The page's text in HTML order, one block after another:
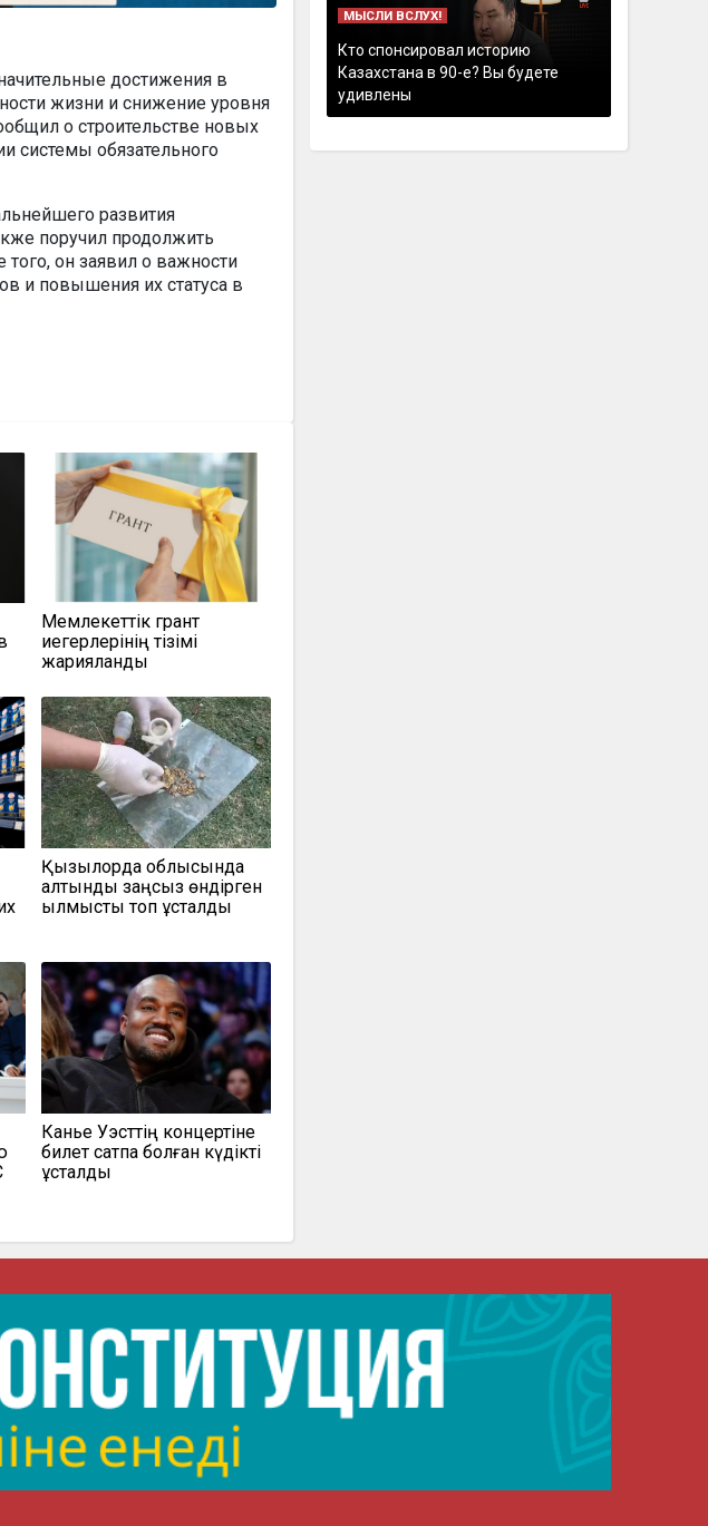
достижения в
жизни и снижение уровня
о строительстве новых
системы обязательного
развития
поручил продолжить
он заявил о важности
и повышения их статуса в
Мемлекеттік грант
иегерлерінің тізімі
жарияланды
Қызылорда облысында
алтынды заңсыз өндірген
қылмыстық топ ұсталды
Канье Уэсттің концертіне
билет сатпақ болған күдікті
ұсталды
МЫСЛИ ВСЛУХ!
Кто спонсировал историю
Казахстана в 90-е? Вы будете
удивлены